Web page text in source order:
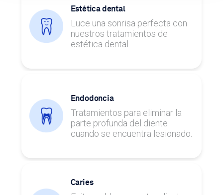
Estética dental
Luce una sonrisa perfecta con
nuestros tratamientos de
estética dental.
Endodoncia
Tratamientos para eliminar la
parte profunda del diente
cuando se encuentra lesionado.
Caries